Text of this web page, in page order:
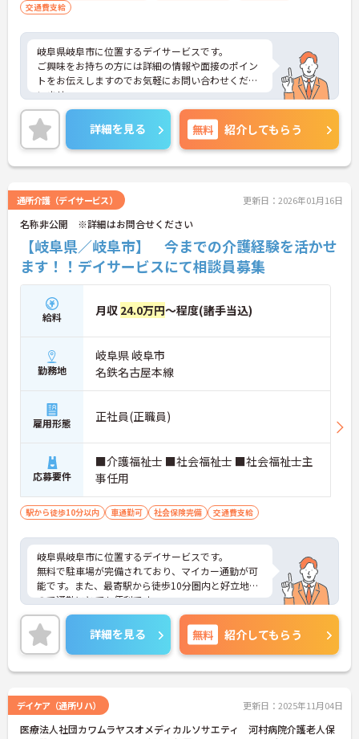
交通費支給
岐阜県岐阜市に位置するデイサービスです。
ご興味をお持ちの方には詳細の情報や面接のポイン
トをお伝えしますのでお気軽にお問い合わせくださ
いませ。
詳細を見る 無料 紹介してもらう
通所介護（デイサービス） 更新日：2026年01月16日
名称非公開 ※詳細はお問合せください
【岐阜県／岐阜市】 今までの介護経験を活かせ
ます！！デイサービスにて相談員募集
給料 月収 24.0万円～程度(諸手当込)
勤務地
岐阜県 岐阜市
名鉄名古屋本線
雇用形態 正社員(正職員)
応募要件
■介護福祉士 ■社会福祉士 ■社会福祉士主
事任用
駅から徒歩10分以内 車通勤可 社会保険完備 交通費支給
岐阜県岐阜市に位置するデイサービスです。
無料で駐車場が完備されており、マイカー通勤が可
能です。また、最寄駅から徒歩10分圏内と好立地な
ので通勤にとても便利です。
残業時間はほとんど発生しません。プライベートと
メリハリをつけて勤務して頂けます。
ご興味をお持ちの方には詳細の情報や面接のポイン
トをお伝えしますので、お気軽にお問い合わせくだ
さいませ。
詳細を見る 無料 紹介してもらう
デイケア（通所リハ） 更新日：2025年11月04日
医療法人社団カワムラヤスオメディカルソサエティ 河村病院介護老人保